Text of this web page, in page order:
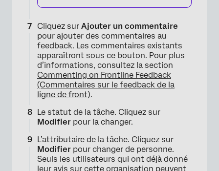
×
Cliquez sur Ajouter un commentaire
pour ajouter des commentaires au
feedback. Les commentaires existants
apparaîtront sous ce bouton. Pour plus
d’informations, consultez la section
Commenting on Frontline Feedback
(Commentaires sur le feedback de la
ligne de front).
Le statut de la tâche. Cliquez sur
Modifier pour la changer.
L’attributaire de la tâche. Cliquez sur
Modifier pour changer de personne.
Seuls les utilisateurs qui ont déjà donné
leur avis sur cette organisation peuvent